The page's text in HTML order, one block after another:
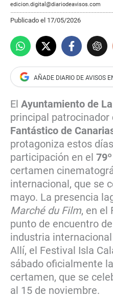
edicion.digital@diariodeavisos.com
Publicado el 17/05/2026
El Ayuntamiento de
principal patrocinador
Fantástico de
protagoniza estos
participación en el
certamen
internacional, que se
mayo. La presencia
Marché du Film, en el
punto de encuentro
industria
Allí, el Festival Isla
sábado oficialmente
certamen, que se
al 15 de noviembre.